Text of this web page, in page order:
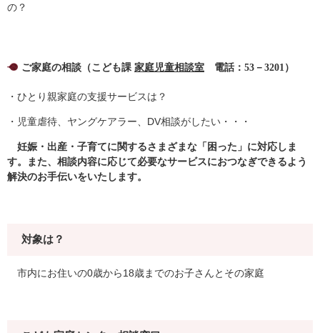
の？
ご家庭の相談（こども課 家庭児童相談室 電話：53－3201）
・ひとり親家庭の支援サービスは？
・児童虐待、ヤングケアラー、DV相談がしたい・・・
妊娠・出産・子育てに関するさまざまな「困った」に対応しま
す。また、相談内容に応じて必要なサービスにおつなぎできるよう
解決のお手伝いをいたします。
対象は？
市内にお住いの0歳から18歳までのお子さんとその家庭